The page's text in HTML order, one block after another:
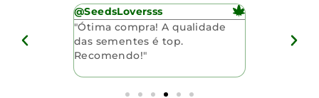
@SeedsLoversss
"Ótima compra! A qualidade
das sementes é top.
Recomendo!"
entrega foi